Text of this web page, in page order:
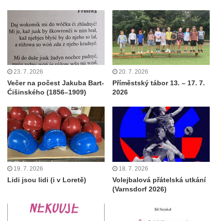
23. 7. 2026
Večer na počest Jakuba Bart-
Ćišinského (1856–1909)
20. 7. 2026
Příměstský tábor 13. – 17. 7.
2026
19. 7. 2026
Lidi jsou lidi (i v Loretě)
18. 7. 2026
Volejbalová přátelská utkání
(Varnsdorf 2026)